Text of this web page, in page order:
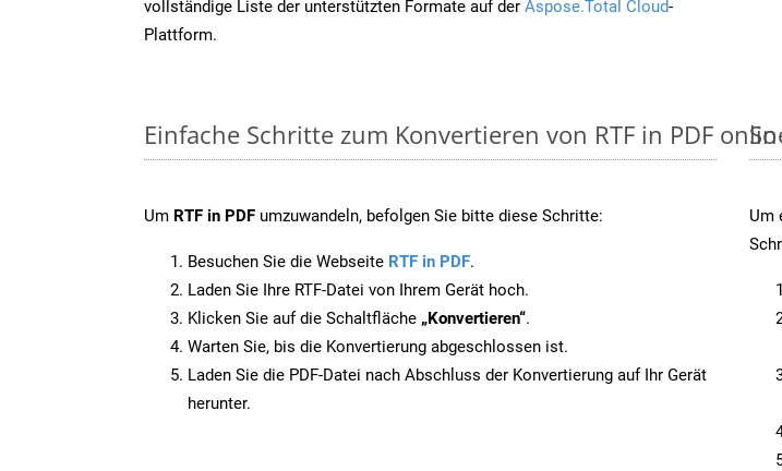
vollständige Liste der unterstützten Formate auf der Aspose.Total Cloud-
Plattform.
Einfache Schritte zum Konvertieren von RTF in PDF
Um RTF in PDF umzuwandeln, befolgen Sie bitte diese Schritte:
Besuchen Sie die Webseite RTF in PDF.
Laden Sie Ihre RTF-Datei von Ihrem Gerät hoch.
Klicken Sie auf die Schaltfläche „Konvertieren“.
Warten Sie, bis die Konvertierung abgeschlossen ist.
Laden Sie die PDF-Datei nach Abschluss der Konvertierung auf Ihr Gerät
herunter.
Um